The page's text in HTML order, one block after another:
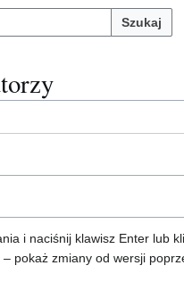
Szukaj
i naciśnij klawisz Enter lub
– pokaż zmiany od wersji